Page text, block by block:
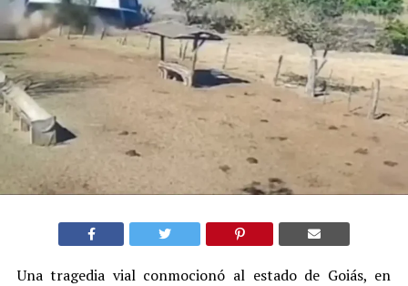
Una tragedia vial conmocionó al estado de Goiás, en